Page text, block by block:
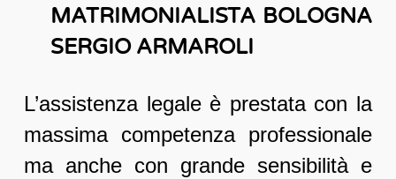
MATRIMONIALISTA BOLOGNA
SERGIO ARMAROLI
L’assistenza legale è prestata con la
massima competenza professionale
ma anche con grande sensibilità e